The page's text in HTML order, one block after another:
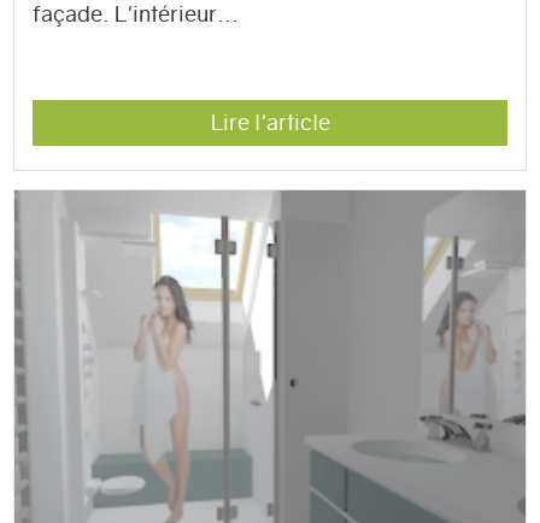
façade. L'intérieur...
Lire l'article